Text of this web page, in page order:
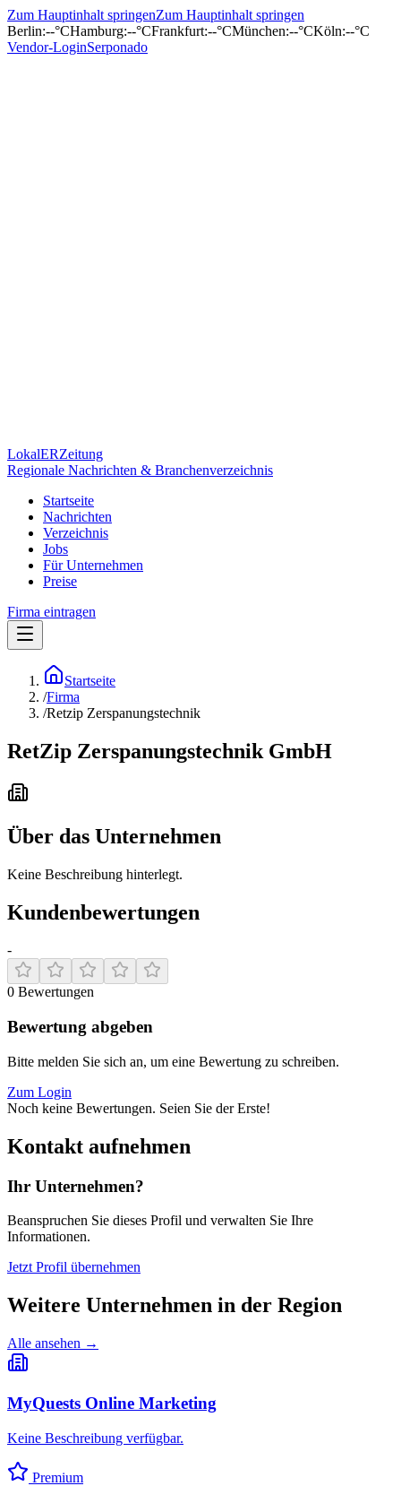
Zum Hauptinhalt springenZum Hauptinhalt springen
Berlin:--°CHamburg:--°CFrankfurt:--°CMünchen:--°CKöln:--°C
Vendor-LoginSerponado
LokalERZeitung
Regionale Nachrichten & Branchenverzeichnis
Startseite
Nachrichten
Verzeichnis
Jobs
Für Unternehmen
Preise
Firma eintragen
Startseite
/Firma
/Retzip Zerspanungstechnik
RetZip Zerspanungstechnik GmbH
Über das Unternehmen
Keine Beschreibung hinterlegt.
Kundenbewertungen
-
0 Bewertungen
Bewertung abgeben
Bitte melden Sie sich an, um eine Bewertung zu schreiben.
Zum Login
Noch keine Bewertungen. Seien Sie der Erste!
Kontakt aufnehmen
Ihr Unternehmen?
Beanspruchen Sie dieses Profil und verwalten Sie Ihre
Informationen.
Jetzt Profil übernehmen
Weitere Unternehmen in der Region
Alle ansehen →
MyQuests Online Marketing
Keine Beschreibung verfügbar.
Premium